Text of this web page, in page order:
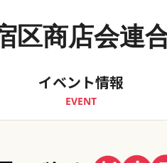
区商店会連
イベント情報
EVENT